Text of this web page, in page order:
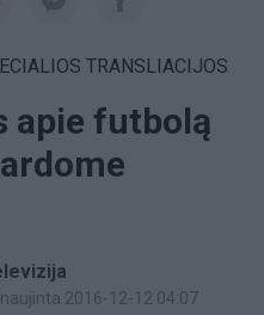
TRANSLIACIJOS
apie futbolą
2016-12-12 04:07